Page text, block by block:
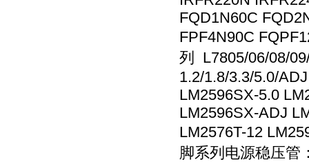
FQD1N60C
FPF4N90C
列 L7805/06/08/
1.2/1.8/3.3/5.0/
LM2596SX-5.0
LM2596SX-ADJ
LM2576T-12
脚系列电源稳压管